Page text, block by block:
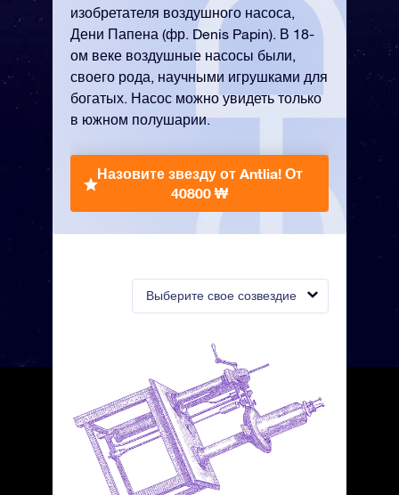
Выберите свое созвездие
изобретателя воздушного насоса,
Дени Папена (фр. Denis Papin). В 18-
ом веке воздушные насосы были,
своего рода, научными игрушками для
богатых. Насос можно увидеть только
в южном полушарии.
Назовите звезду от Antlia! От
40800 ₩